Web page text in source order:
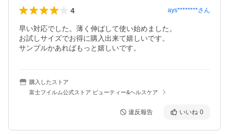
4 ays********さん
早い対応でした。薄く伸ばして使い始めました。
お試しサイズでお得に購入出来て嬉しいです。
サンプルかあればもっと嬉しいです。
購入したストア
富士フイルム公式ストア ビューティー&ヘルスケア
違反報告 いいね 0